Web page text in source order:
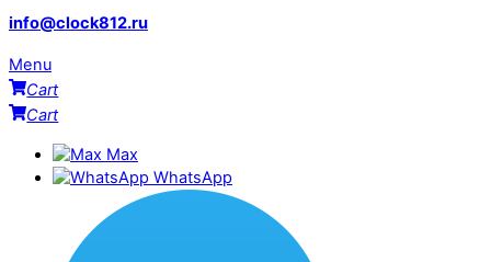
info@clock812.ru
Menu
Cart
Cart
Max
WhatsApp